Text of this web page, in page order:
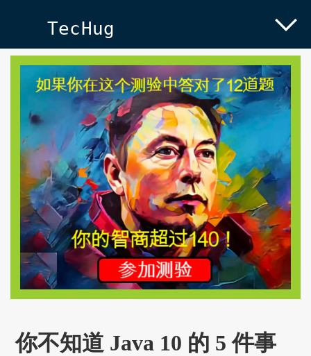
TecHug
你不知道 Java 10 的 5 件事